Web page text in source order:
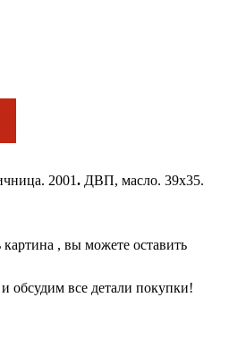
2001. ДВП, масло. 39х35.
, вы можете оставить
обсудим все детали покупки!